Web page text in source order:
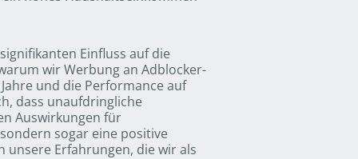
Einfluss auf die
wir Werbung an Adblocker-
und die Performance auf
dass unaufdringliche
Auswirkungen für
sogar eine positive
unsere Erfahrungen, die wir als